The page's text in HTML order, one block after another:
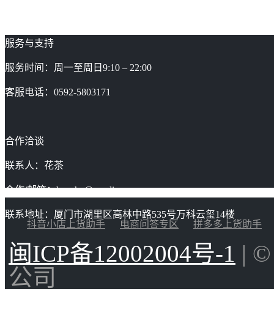
服务与支持
服务时间：周一至周日9:10 – 22:00
客服电话：0592-5803171
合作洽谈
联系人：花茶
合作/邮箱：huacha@gaoding.com
联系地址：厦门市湖里区高林中路535号万科云玺14楼
抖音小店上货助手
电商问答专区 拼多多上货助手
闽ICP备12002004号-1 |
公司